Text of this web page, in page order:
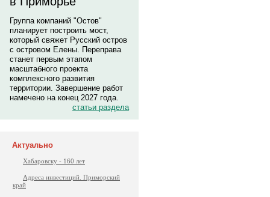
Группа компаний "Остов"
планирует построить мост,
который свяжет Русский остров
с островом Елены. Переправа
станет первым этапом
масштабного проекта
комплексного развития
территории. Завершение работ
намечено на конец 2027 года.
статьи раздела
Актуально
Хабаровску - 160 лет
Адреса инвестиций. Приморский
край